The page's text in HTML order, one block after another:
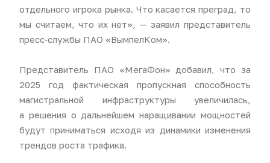
отдельного игрока рынка. Что касается преград, то
мы считаем, что их нет», — заявил представитель
пресс‑службы ПАО «ВымпелКом».
Представитель ПАО «МегаФон» добавил, что за
2025 год фактическая пропускная способность
магистральной инфраструктуры увеличилась,
а решения о дальнейшем наращивании мощностей
будут приниматься исходя из динамики изменения
трендов роста трафика.